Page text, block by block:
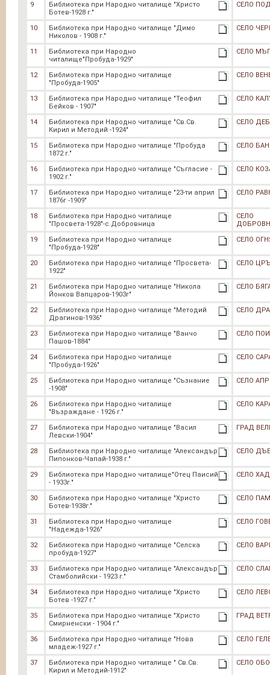
9
Библиотека при Народно читалище "Христо
Ботев-1928 г."
СЕЛО
10
Библиотека при Народно читалище "Димо
Николов - 1908 г."
СЕЛО
11
Библиотека при Народно
читалище"Пробуда-1929"
СЕЛО
12
Библиотека при Народно читалище
"Пробуда-1905"
СЕЛО
13
Библиотека при Народно читалище "Теофил
Бейков - 1907"
СЕЛО
14
Библиотека при Народно читалище "Св.Св.
Кирил и Методий -1924"
СЕЛО
15
Библиотека при Народно читалище "Пробуда
1872 г."
СЕЛО
16
Библиотека при Народно читалище "Съгласие -
1902 г."
СЕЛО
17
Библиотека при Народно читалище "23-ти април
1876г -1909"
СЕЛО
18
Библиотека при Народно читалище
"Просвета-1928"-с.Добровница
СЕЛО
19
Библиотека при Народно читалище
"Пробуда-1928"
СЕЛО
20
Библиотека при Народно читалище "Просвета-
1922"
СЕЛО
21
Библиотека при Народно читалище "Никола
Йонков Вапцаров-1903г"
СЕЛО
22
Библиотека при Народно читалище "Методий
Драгинов-1936"
СЕЛО
23
Библиотека при Народно читалище "Ванчо
Пашов-1884"
СЕЛО
24
Библиотека при Народно читалище
"Пробуда-1926"
СЕЛО
25
Библиотека при Народно читалище "Съзнание
-1908"
СЕЛО
26
Библиотека при Народно читалище
"Възраждане - 1926 г."
СЕЛО
27
Библиотека при Народно читалище "Васил
Левски-1904"
ГРАД
28
Библиотека при Народно читалище "Александър
Пипонков-Чапай-1938 г."
СЕЛО
29
Библиотека при Народно читалище"Отец Паисий
- 1933г."
СЕЛО
30
Библиотека при Народно читалище "Христо
Ботев-1938г."
СЕЛО
31
Библиотека при Народно читалище
"Надежда-1926"
СЕЛО
32
Библиотека при Народно читалище "Селска
пробуда-1927"
СЕЛО
33
Библиотека при Народно читалище "Александър
Стамболийски - 1923 г."
СЕЛО
34
Библиотека при Народно читалище "Христо
Ботев -1927 г."
СЕЛО
35
Библиотека при Народно читалище "Христо
Смирненски - 1904 г."
ГРАД
36
Библиотека при Народно читалище "Нова
младеж-1927 г."
СЕЛО
37
Библиотека при Народно читалище " Св.Св.
Кирил и Методий-1912"
СЕЛО